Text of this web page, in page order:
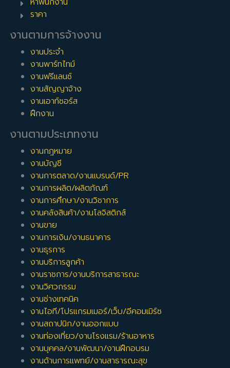
ราคา
งานตามการจ้างงาน
งานประจำ
งานพาร์ทไทม์
งานฟรีแลนซ์
งานสัญญาจ้าง
งานเอาท์ซอร์ส
ฝึกงาน
งานตามประเภทงาน
งานกฎหมาย
งานบัญชี
งานการตลาด/งานแบรนด์/PR
งานการผลิต/ผลิตภัณฑ์
งานการศึกษา/งานวิชาการ
งานคลังสินค้า/งานโลจิสติกส์
งานขาย
งานการเงิน/งานธนาคาร
งานธุรการ
งานบริการลูกค้า
งานราชการ/งานบริการสาธารณะ
งานวิศวกรรม
งานช่างเทคนิค
งานไอที/โปรแกรมเมอร์/เว็บ/อีคอมเมิร์ซ
งานสถาปนิก/งานออกแบบ
งานท่องเที่ยว/งานโรงแรม/ร้านอาหาร
งานบุคคล/งานพัฒนา/งานฝึกอบรม
งานด้านการแพทย์/งานสาธารณะสุข